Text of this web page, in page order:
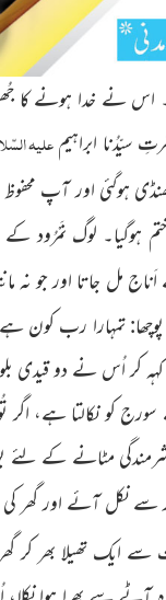
نے خدا ہونے کا
سیّدُنا ابراہیمعلیہ
ہوگئی اور آپ
لوگ نَمْرُود کے
مل جاتا اور جو نہ
تمہارا رب کون
کر اُس نے دو قیدی
سورج کو نکالتا ہے،
شرمندگی مٹانے کے
سے نکل آئے اور
ایک تھیلا بھر کر